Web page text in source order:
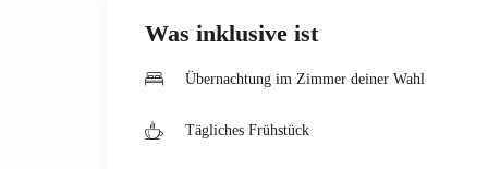
Was inklusive ist
Übernachtung im Zimmer deiner Wahl
Tägliches Frühstück